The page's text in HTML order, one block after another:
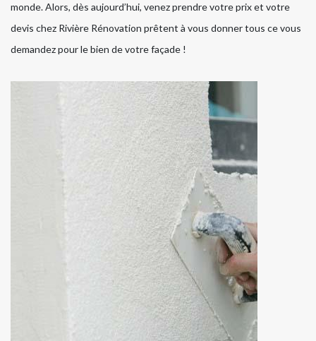
monde. Alors, dès aujourd’hui, venez prendre votre prix et votre
devis chez Rivière Rénovation prêtent à vous donner tous ce vous
demandez pour le bien de votre façade !